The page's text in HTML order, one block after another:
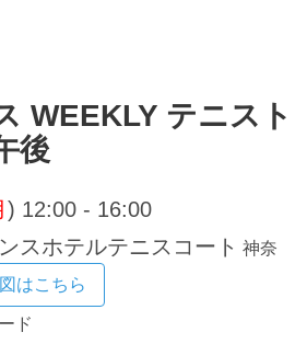
WEEKLY テニスト
後
) 12:00 - 16:00
スホテルテニスコート 神奈
はこちら
ド